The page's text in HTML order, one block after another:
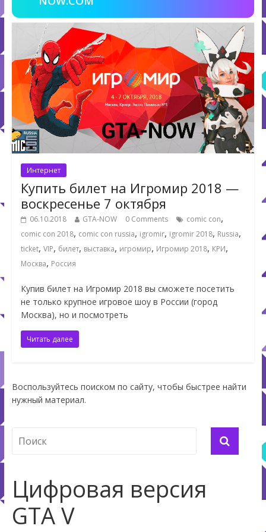
Интернет
Купить билет на Игромир 2018 —
воскресенье 7 октября
06.10.2018 GTA-NOW 0 Comments comic con,
comic con 2018, comic con russia, igromir, igromir 2018, Russia,
ticket, VIP, билет, выставка, игромир, Игромир 2018, КРИ,
Москва, Россия
Купив билет на Игромир 2018 вы сможете посетить
не только крупное игровое шоу в России (город
Москва), но и посмотреть
Читать далее
Воспользуйтесь поиском по сайту, чтобы быстрее найти
нужный материал.
Цифровая версия
GTA V